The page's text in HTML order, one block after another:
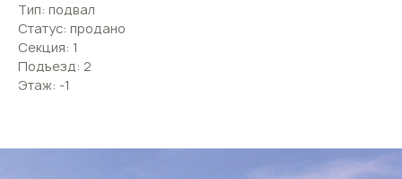
Тип: подвал
Статус: продано
Секция: 1
Подъезд: 2
Этаж: -1
Поможем
подобрать
апартаменты
подробнее. Поможем подобрать